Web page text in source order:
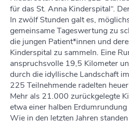
für das St. Anna Kinderspital“.
In zwölf Stunden galt es,
gemeinsame Tageswertung zu
die jungen Patient*innen und
Kinderspital zu sammeln. Eine
anspruchsvolle 19,5 Kilometer
durch die idyllische Landschaft
225 Teilnehmende radelten
Mehr als 21.000 zurückgelegte
etwa einer halben
Wie in den letzten Jahren